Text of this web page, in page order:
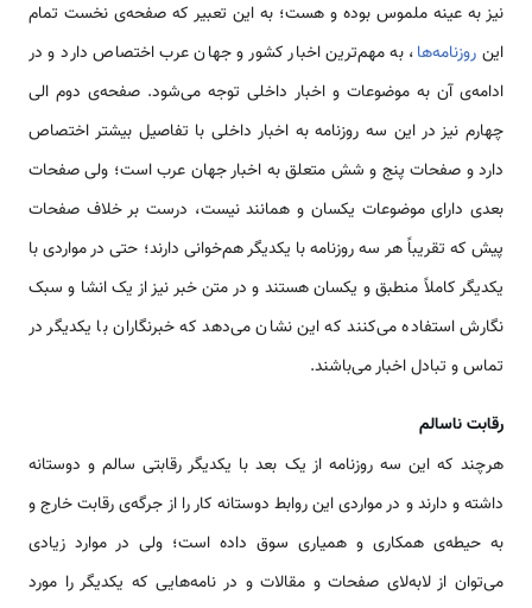
نیز به عینه ملموس بوده و هست؛ به این تعبیر که صفحه‌ی نخست تمام
اینروزنامه‌ها، به مهم‌ترین اخبار کشور و جهان عرب اختصاص دارد و در
ادامه‌ی آن به موضوعات و اخبار داخلی توجه می‌شود. صفحه‌ی دوم الی
چهارم نیز در این سه روزنامه به اخبار داخلی با تفاصیل بیشتر اختصاص
دارد و صفحات پنج و شش متعلق به اخبار جهان عرب است؛ ولی صفحات
بعدی دارای موضوعات یکسان و همانند نیست، درست بر خلاف صفحات
پیش که تقریباً هر سه روزنامه با یکدیگر هم‌خوانی دارند؛ حتی در مواردی با
یکدیگر کاملاً منطبق و یکسان هستند و در متن خبر نیز از یک انشا و سبک
نگارش استفاده می‌کنند که این نشان می‌دهد که خبرنگاران با یکدیگر در
تماس و تبادل اخبار می‌باشند.
رقابت ناسالم
هرچند که این سه روزنامه‌ از یک بعد با یکدیگر رقابتی سالم و دوستانه
داشته و دارند و در مواردی این روابط دوستانه کار را از جرگه‌ی رقابت خارج و
به حیطه‌ی همکاری و همیاری سوق داده است؛ ولی در موارد زیادی
می‌توان از لابه‌لای صفحات و مقالات و در نامه‌هایی که یکدیگر را مورد